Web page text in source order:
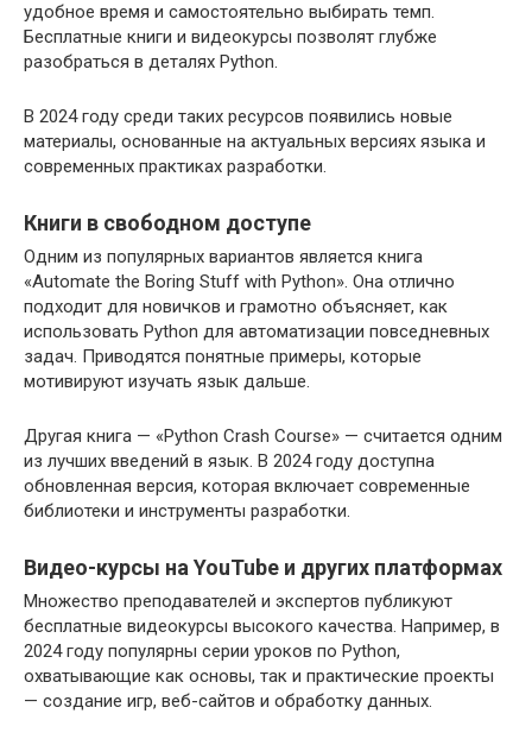
удобное время и самостоятельно выбирать темп.
Бесплатные книги и видеокурсы позволят глубже
разобраться в деталях Python.
В 2024 году среди таких ресурсов появились новые
материалы, основанные на актуальных версиях языка и
современных практиках разработки.
Книги в свободном доступе
Одним из популярных вариантов является книга
«Automate the Boring Stuff with Python». Она отлично
подходит для новичков и грамотно объясняет, как
использовать Python для автоматизации повседневных
задач. Приводятся понятные примеры, которые
мотивируют изучать язык дальше.
Другая книга — «Python Crash Course» — считается одним
из лучших введений в язык. В 2024 году доступна
обновленная версия, которая включает современные
библиотеки и инструменты разработки.
Видео-курсы на YouTube и других платформах
Множество преподавателей и экспертов публикуют
бесплатные видеокурсы высокого качества. Например, в
2024 году популярны серии уроков по Python,
охватывающие как основы, так и практические проекты
— создание игр, веб-сайтов и обработку данных.